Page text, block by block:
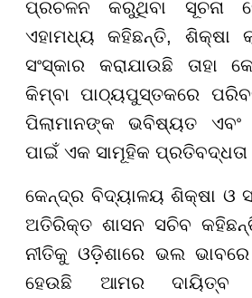
ପ୍ରଚଳନ କରୁଥିବା ସୂଚନା
ଏହାମଧ୍ୟ କହିଛନ୍ତି, ଶିକ୍ଷା
ସଂସ୍କାର କରାଯାଉଛି ତାହା
କିମ୍ବା ପାଠ୍ୟପୁସ୍ତକରେ
ପିଲାମାନଙ୍କ ଭବିଷ୍ୟତ
ପାଇଁ ଏକ ସାମୂହିକ
କେନ୍ଦ୍ର ବିଦ୍ୟାଳୟ ଶିକ୍ଷା ଓ
ଅତିରିକ୍ତ ଶାସନ ସଚିବ
ନୀତିକୁ ଓଡ଼ିଶାରେ ଭଲ
ହେଉଛି ଆମର ଦାୟିତ୍ବ